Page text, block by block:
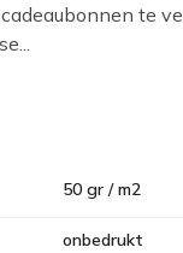
te
50 gr / m2
onbedrukt